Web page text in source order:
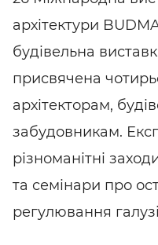
архітектури
будівельна
присвячена
архітекторам,
забудовникам.
різноманітні
та семінари про
регулювання